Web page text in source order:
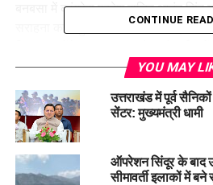
बनबसा में कांग्रेस प्रदेश सचिव आनंद सिंह
सराहना करते हुए भारतीय सेना और
ज़रूरी था, और सेना ने वह काम बखूबी किया
महरा ने कहा कि पाकिस्तान की नापाक
भारत को पूरी तरह सतर्क रहना होगा।
चंपावत में व्यापार संघ ने भी ऑपरेशन सिंदूर
अध्यक्ष विकास साह ने कहा कि अब समय आ
CONTINUE
YOU MAY
उत्तराखंड में पूर्व
सेंटर: मुख्यमंत्री धामी
ऑपरेशन सिंदूर के बाद
सीमावर्ती इलाकों में